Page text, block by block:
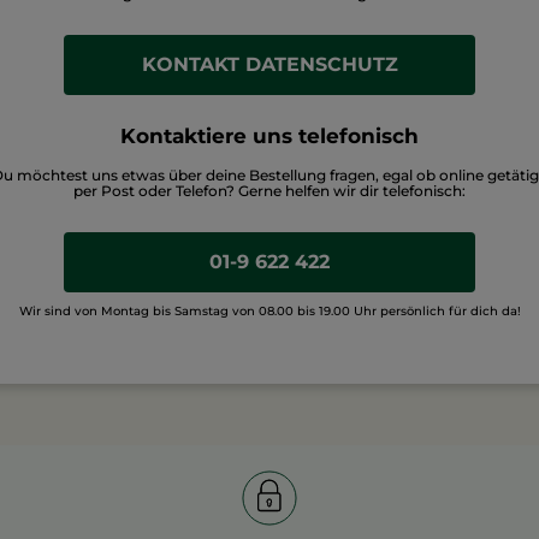
KONTAKT DATENSCHUTZ
Kontaktiere uns telefonisch
möchtest uns etwas über deine Bestellung fragen, egal ob online
per Post oder Telefon? Gerne helfen wir dir telefonisch:
01-9 622 422
Wir sind von Montag bis Samstag von 08.00 bis 19.00 Uhr persönlich für dich da!